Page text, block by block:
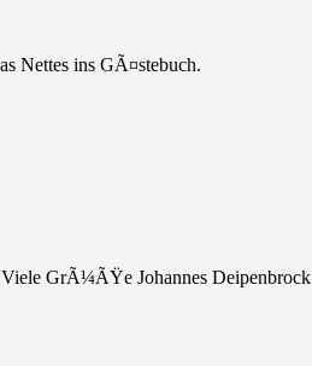
Nettes ins GÃ¤stebuch.
Viele GrÃ¼ÃŸe Johannes Deipenbrock